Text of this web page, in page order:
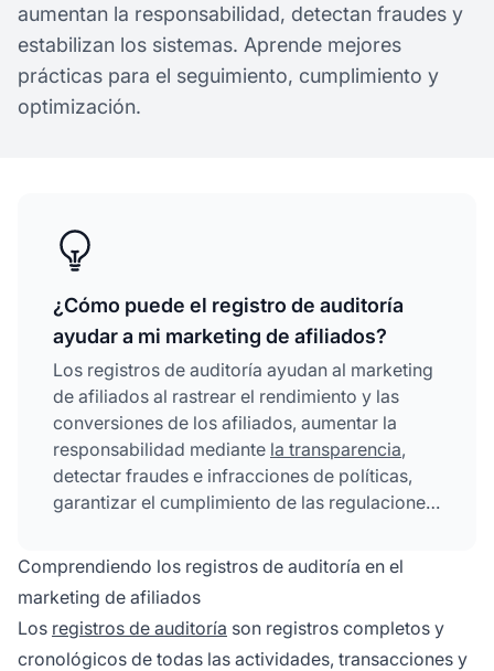
aumentan la responsabilidad, detectan fraudes y
estabilizan los sistemas. Aprende mejores
prácticas para el seguimiento, cumplimiento y
optimización.
¿Cómo puede el registro de auditoría
ayudar a mi marketing de afiliados?
Los registros de auditoría ayudan al marketing
de afiliados al rastrear el rendimiento y las
conversiones de los afiliados, aumentar la
responsabilidad mediante la transparencia,
detectar fraudes e infracciones de políticas,
garantizar el cumplimiento de las regulaciones
problemas técnicos. Proporcionan registros
detallados de todas las actividades,
permitiendo decisiones basadas en datos y
campañas optimizadas.
Comprendiendo los registros de auditoría en el
marketing de afiliados
Los registros de auditoría son registros completos y
cronológicos de todas las actividades, transacciones y